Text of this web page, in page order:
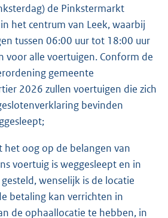
de Pinkstermarkt
het centrum van Leek, waarbij
tussen 06:00 uur tot 18:00 uur
voor alle voertuigen. Conform de
gemeente
2026 zullen voertuigen die zich
bevinden
het oog op de belangen van
voertuig is weggesleept en in
wenselijk is de locatie
betaling kan verrichten in
de ophaallocatie te hebben, in